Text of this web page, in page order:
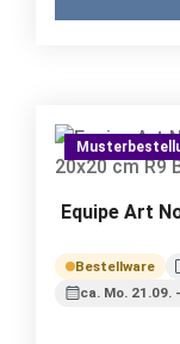
Equipe Art
Bestellware
ca. Mo. 21.09.